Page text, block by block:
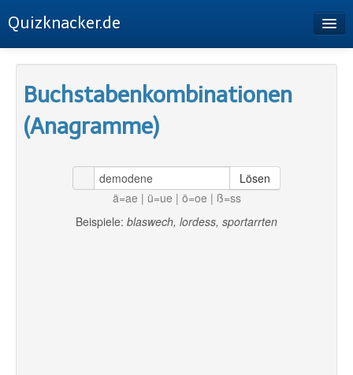
Quizknacker.de
Buchstabenkombinationen
Sudoku
Datenschutz
Buchstabenkombinationen
(Anagramme)
Lösen
ä=ae | ü=ue | ö=oe | ß=ss
Beispiele: blaswech, lordess, sportarrten